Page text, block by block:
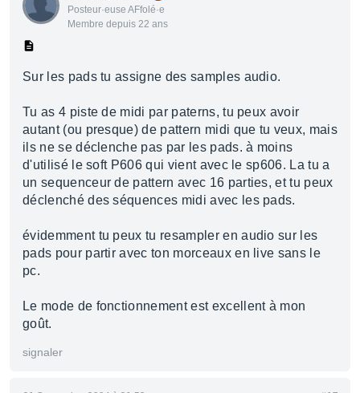
Posteur·euse AFfolé·e
Membre depuis 22 ans
Sur les pads tu assigne des samples audio.
Tu as 4 piste de midi par paterns, tu peux avoir
autant (ou presque) de pattern midi que tu veux, mais
ils ne se déclenche pas par les pads. à moins
d'utilisé le soft P606 qui vient avec le sp606. La tu a
un sequenceur de pattern avec 16 parties, et tu peux
déclenché des séquences midi avec les pads.
évidemment tu peux tu resampler en audio sur les
pads pour partir avec ton morceaux en live sans le
pc.
Le mode de fonctionnement est excellent à mon
goût.
signaler